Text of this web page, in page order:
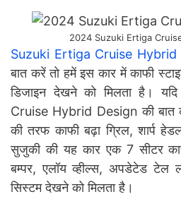
2024 Suzuki Ertiga
Suzuki Ertiga Cruise
बात करें तो हमें इस कार में काफी
डिजाइन देखने को मिलता है।
Cruise Hybrid Design की बात
की तरफ काफी बढ़ा ग्रिल, शार्प
सुजुकी की यह कार एक 7 सीटर
बम्पर, एलॉय व्हील्स, अपडेटेड टेल
सिस्टम देखने को मिलता है।